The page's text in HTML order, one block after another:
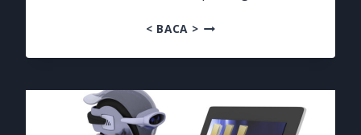
< BACA >EMAIL
MENGGILA
IKUT
JADI
KORBAN